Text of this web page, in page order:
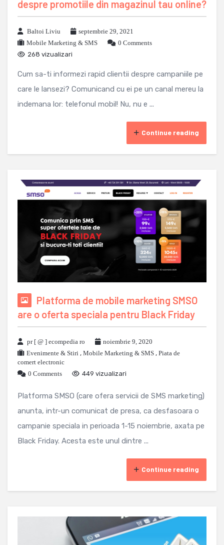
despre promotiile din magazinul tau online?
Baltoi Liviu
septembrie 29, 2021
Mobile Marketing & SMS
0 Comments
268 vizualizari
Cum sa-ti informezi rapid clientii despre campaniile pe
care le lansezi? Comunicand cu ei pe un canal mereu la
indemana lor: telefonul mobil! Nu, nu e ...
Continue reading
Platforma de mobile marketing SMSO
are o oferta speciala pentru Black Friday
pr [ @ ] ecompedia ro
noiembrie 9, 2020
Evenimente & Stiri , Mobile Marketing & SMS , Piata de
comert electronic
0 Comments
449 vizualizari
Platforma SMSO (care ofera servicii de SMS marketing)
anunta, intr-un comunicat de presa, ca desfasoara o
campanie speciala in perioada 1-15 noiembrie, axata pe
Black Friday. Acesta este unul dintre ...
Continue reading